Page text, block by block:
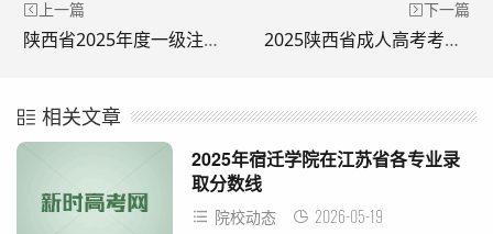
上一篇
陕西省2025年度一级注册消防工程师资格考试报名流程（时间+入口）
下一篇
2025陕西省成人高考考试录取办法
相关文章
2025年宿迁学院在江苏省各专业录
取分数线
院校动态 2026-05-19